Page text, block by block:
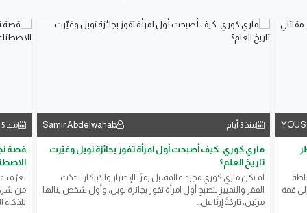
قمة
منذ 3 أيام Samir Abdelwahab
ماري كوري: كيف أصبحت أول امرأة تفوز بجائزة نوبل وغيّرت
تاريخ العلم؟
لم تكن ماري كوري مجرد عالمة، بل رمزًا للإصرار والابتكار. تحدّت
الفقر والتمييز لتصبح أول امرأة تفوز بجائزة نوبل، وأول شخص ينالها
مرتين، تاركةً إرثًا عل...
منذ 5 أيام
قصة
من
للذكاء